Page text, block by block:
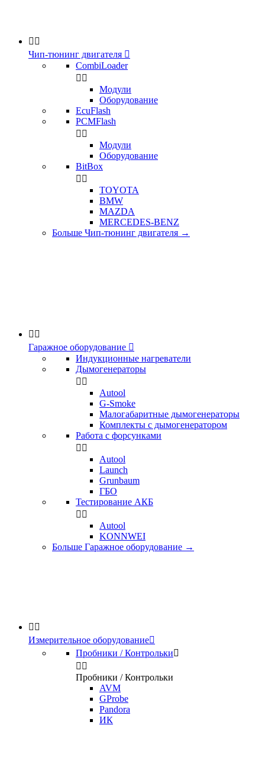
 
Чип-тюнинг двигателя 
CombiLoader
 
Модули
Оборудование
EcuFlash
PCMFlash
 
Модули
Оборудование
BitBox
 
TOYOTA
BMW
MAZDA
MERCEDES-BENZ
Больше Чип-тюнинг двигателя →
 
Гаражное оборудование 
Индукционные нагреватели
Дымогенераторы
 
Аutool
G-Smoke
Малогабаритные дымогенераторы
Комплекты с дымогенератором
Работа с форсунками
 
Autool
Launch
Grunbaum
ГБО
Тестирование АКБ
 
Autool
KONNWEI
Больше Гаражное оборудование →
 
Измерительное оборудование
Пробники / Контрольки
 
Пробники / Контрольки
AVM
GProbe
Pandora
ИК